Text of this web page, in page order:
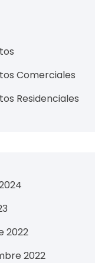
Comerciales
Residenciales
2022
2022